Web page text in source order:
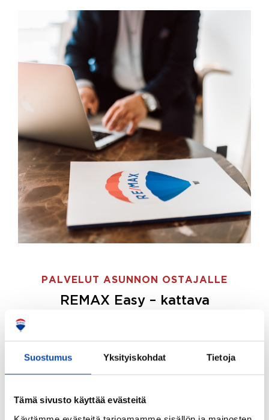
Suostumus Yksityiskohdat Tietoja
Tämä sivusto käyttää evästeitä
PALVELUT ASUNNON OSTAJALLE
REMAX Easy – kattava
ostajille.
Tee ostotoimeksianto ja etsimme juuri